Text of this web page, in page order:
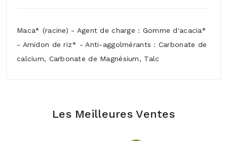
Maca* (racine) - Agent de charge : Gomme d'acacia*
- Amidon de riz* - Anti-aggolmérants : Carbonate de
calcium, Carbonate de Magnésium, Talc
Les Meilleures Ventes